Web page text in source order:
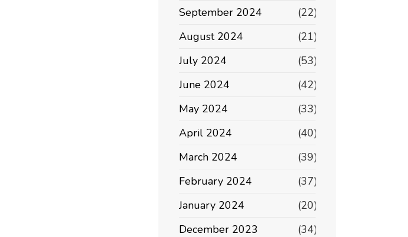
September 2024
(22)
August 2024
(21)
July 2024
(53)
June 2024
(42)
May 2024
(33)
April 2024
(40)
March 2024
(39)
February 2024
(37)
January 2024
(20)
December 2023
(34)